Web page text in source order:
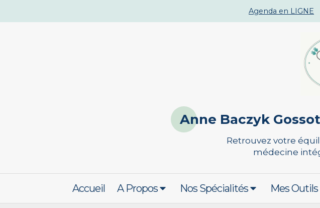
Agenda en LIGNE
Anne Baczyk
Retrouvez votre
médecine
Accueil A Propos Nos Spécialités Mes